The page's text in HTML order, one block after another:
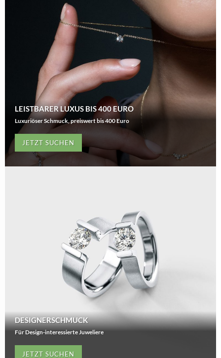
LEISTBARER LUXUS BIS 400 EURO
Luxuriöser Schmuck, preiswert bis 400 Euro
JETZT SUCHEN
DESIGNERSCHMUCK
Für Design-interessierte Juweliere
JETZT SUCHEN